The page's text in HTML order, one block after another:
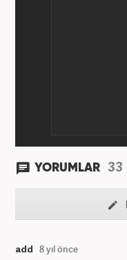
YORUMLAR 33
add 8 yıl önce